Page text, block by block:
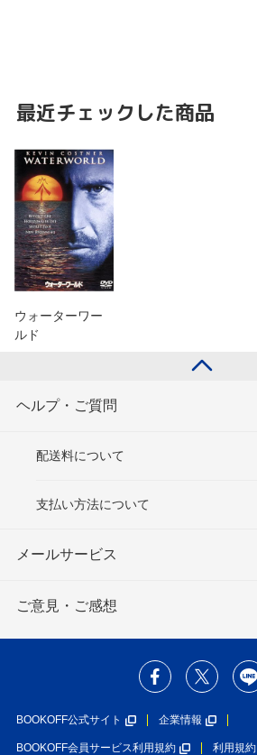
最近チェックした商品
ウォーターワー
ルド
ヘルプ・ご質問
配送料について
支払い方法について
メールサービス
ご意見・ご感想
BOOKOFF公式サイト 企業情報
BOOKOFF会員サービス利用規約 利用規約